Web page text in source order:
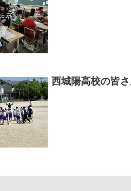
西城陽高校の皆さ